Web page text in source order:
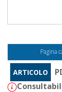
Pagina
ARTICOLO